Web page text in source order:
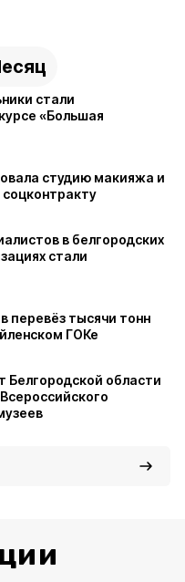
стали
«Большая
студию макияжа и
в белгородских
стали
перевёз тысячи тонн
ГОКе
Белгородской области